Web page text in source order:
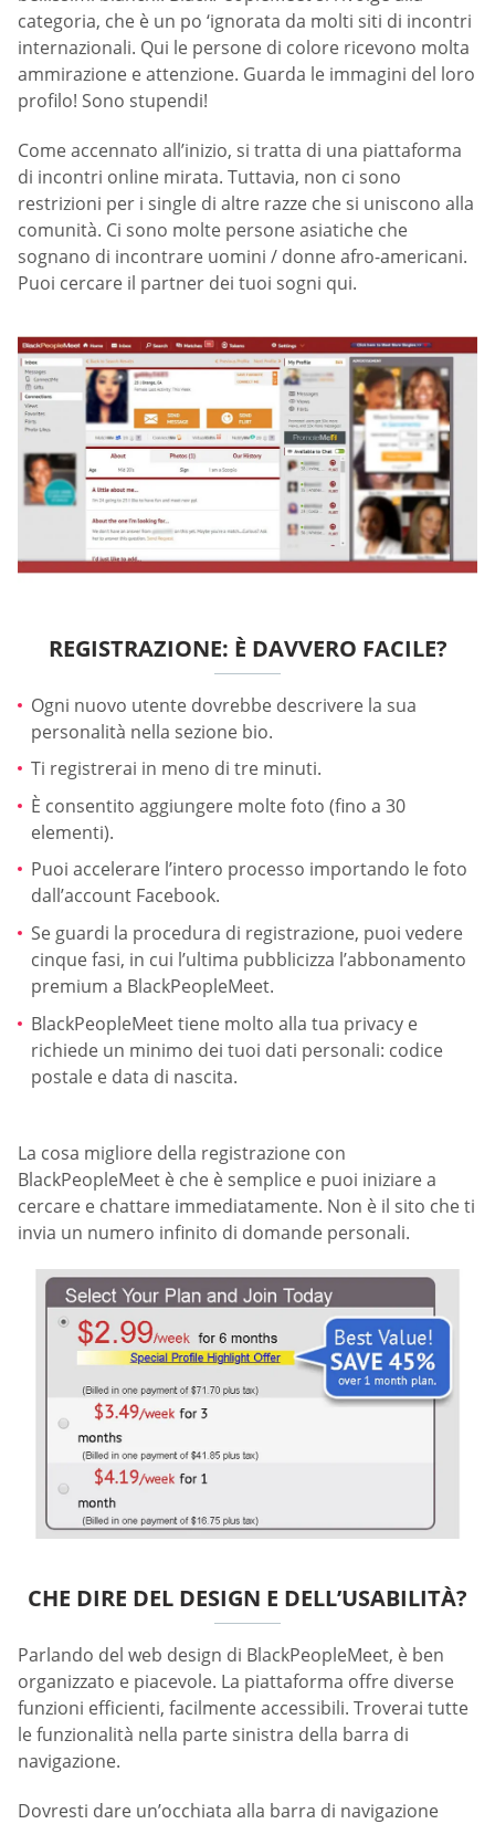
categoria, che è un po ‘ignorata da molti siti di incontri
internazionali. Qui le persone di colore ricevono molta
ammirazione e attenzione. Guarda le immagini del loro
profilo! Sono stupendi!
Come accennato all’inizio, si tratta di una piattaforma
di incontri online mirata. Tuttavia, non ci sono
restrizioni per i single di altre razze che si uniscono alla
comunità. Ci sono molte persone asiatiche che
sognano di incontrare uomini / donne afro-americani.
Puoi cercare il partner dei tuoi sogni qui.
REGISTRAZIONE: È DAVVERO FACILE?
Ogni nuovo utente dovrebbe descrivere la sua
personalità nella sezione bio.
Ti registrerai in meno di tre minuti.
È consentito aggiungere molte foto (fino a 30
elementi).
Puoi accelerare l’intero processo importando le foto
dall’account Facebook.
Se guardi la procedura di registrazione, puoi vedere
cinque fasi, in cui l’ultima pubblicizza l’abbonamento
premium a BlackPeopleMeet.
BlackPeopleMeet tiene molto alla tua privacy e
richiede un minimo dei tuoi dati personali: codice
postale e data di nascita.
La cosa migliore della registrazione con
BlackPeopleMeet è che è semplice e puoi iniziare a
cercare e chattare immediatamente. Non è il sito che ti
invia un numero infinito di domande personali.
CHE DIRE DEL DESIGN E DELL’USABILITÀ?
Parlando del web design di BlackPeopleMeet, è ben
organizzato e piacevole. La piattaforma offre diverse
funzioni efficienti, facilmente accessibili. Troverai tutte
le funzionalità nella parte sinistra della barra di
navigazione.
Dovresti dare un’occhiata alla barra di navigazione